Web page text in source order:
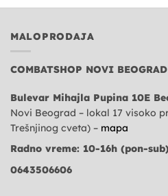
MALOPRODAJA
COMBATSHOP NOVI BEOGRAD
Bulevar Mihajla Pupina 10E
Novi Beograd – lokal 17 visoko
Trešnjinog cveta) – mapa
Radno vreme: 10-16h (pon-sub)
0643506606